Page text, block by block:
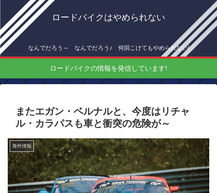
ロードバイクはやめられない
なんでだろう～ なんでだろう♪ 何回こけてもやめられない!
ロードバイクの情報を発信しています!
またエガン・ベルナルと、今度はリチャ
ル・カラパスも車と衝突の危険が～
海外情報